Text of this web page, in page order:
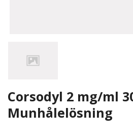
Corsodyl 2 mg/ml
Munhålelösning